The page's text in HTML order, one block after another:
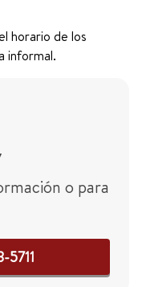
horario de los
informal.
o para
5711